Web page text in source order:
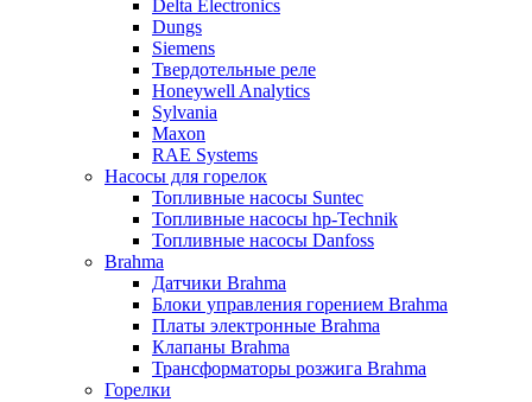
Delta Electronics
Dungs
Siemens
Твердотельные реле
Honeywell Analytics
Sylvania
Maxon
RAE Systems
Насосы для горелок
Топливные насосы Suntec
Топливные насосы hp-Technik
Топливные насосы Danfoss
Brahma
Датчики Brahma
Блоки управления горением Brahma
Платы электронные Brahma
Клапаны Brahma
Трансформаторы розжига Brahma
Горелки